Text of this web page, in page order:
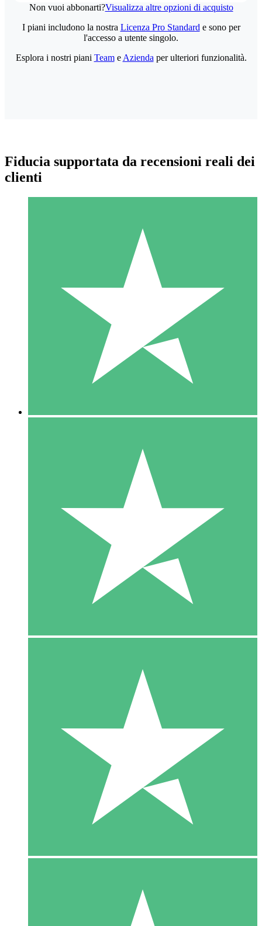
Non vuoi abbonarti?Visualizza altre opzioni di acquisto
Pacchetti di Crediti Individuali
Paga a consumo con crediti di download. Nessun impegno
1 Download
10
US$1500
10 Download
20
I piani includono la nostra Licenza Pro Standard e sono per
l'accesso a utente singolo.
Esplora i nostri piani Teame Azienda per ulteriori funzionalità.
Fiducia supportata da recensioni reali dei
clienti